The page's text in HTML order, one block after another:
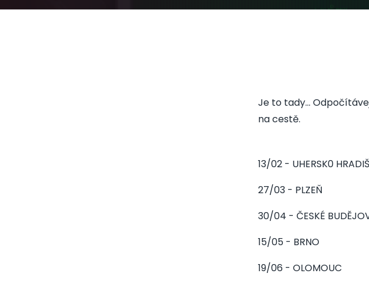
Je to tady...
na cestě.
13/02 - UHERSK0
27/03 - PLZEŇ
30/04 - ČESKÉ
15/05 - BRNO
19/06 - OLOMOUC